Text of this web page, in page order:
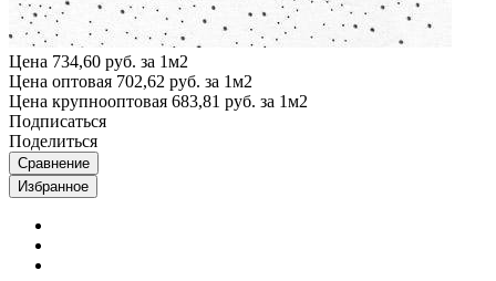
Цена 734,60 руб. за 1м2
Цена оптовая 702,62 руб. за 1м2
Цена крупнооптовая 683,81 руб. за 1м2
Подписаться
Поделиться
Сравнение
Избранное